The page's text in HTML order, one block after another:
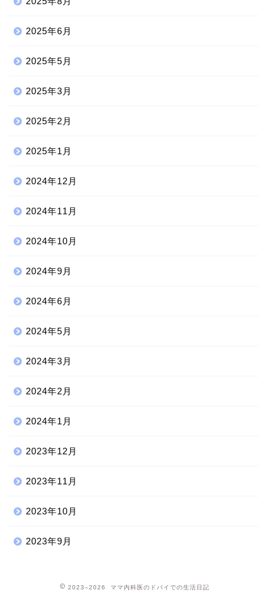
2025年6月
2025年5月
2025年3月
2025年2月
2025年1月
2024年12月
2024年11月
2024年10月
2024年9月
2024年6月
2024年5月
2024年3月
2024年2月
2024年1月
2023年12月
2023年11月
2023年10月
2023年9月
2023–2026 ママ内科医のドバイでの生活日記